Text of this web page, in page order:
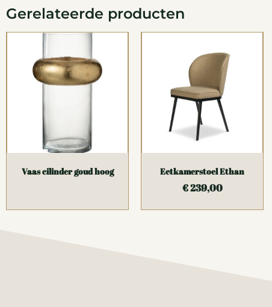
Gerelateerde producten
Vaas cilinder goud hoog Eetkamerstoel Ethan
€239,00